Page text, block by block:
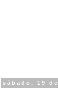
sábado, 19